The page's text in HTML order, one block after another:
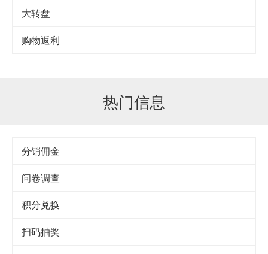
大转盘
购物返利
热门信息
分销佣金
问卷调查
积分兑换
扫码抽奖